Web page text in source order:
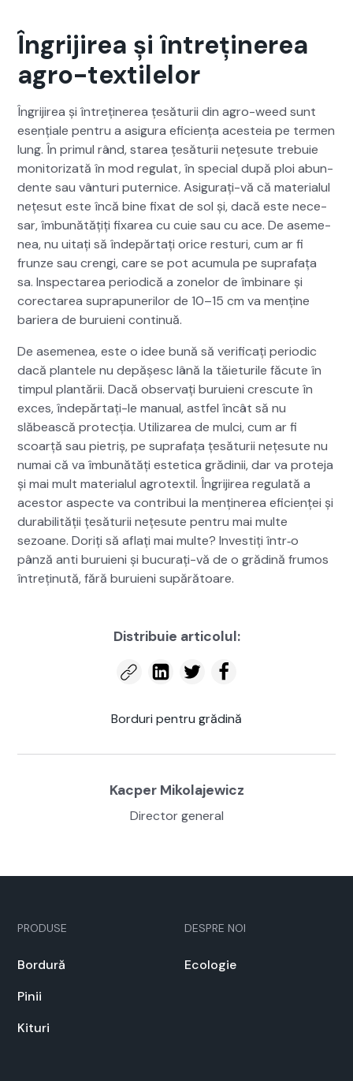
Îngrijirea și întreținerea
agro-textilelor
Îngri­jirea și întreținerea țesă­turii din agro-weed sunt
esențiale pen­tru a asigu­ra efi­ciența aces­teia pe ter­men
lung. În primul rând, starea țesă­turii nețe­sute tre­buie
mon­i­tor­iza­tă în mod reg­u­lat, în spe­cial după ploi abun­
dente sau vân­turi put­er­nice. Asig­u­rați-vă că mate­ri­alul
nețe­sut este încă bine fix­at de sol și, dacă este nece­
sar, îmbunătățiți fixarea cu cuie sau cu ace. De aseme­
nea, nu uitați să înde­păr­tați orice res­turi, cum ar fi
frun­ze sau cren­gi, care se pot acu­mu­la pe suprafața
sa. Inspectarea peri­od­ică a zonelor de îmbina­re și
corectarea supra­puner­ilor de 10–15 cm va menține
bari­era de buruieni con­tin­uă.
De aseme­nea, este o idee bună să ver­i­fi­cați peri­od­ic
dacă plantele nu depășesc lână la tăi­e­turile făcute în
tim­pul plan­tării. Dacă obser­vați buruieni cres­cute în
exces, înde­păr­tați-le man­u­al, ast­fel încât să nu
slăbească pro­tecția. Uti­lizarea de mul­ci, cum ar fi
scoarță sau pietriș, pe suprafața țesă­turii nețe­sute nu
numai că va îmbunătăți estet­i­ca gră­dinii, dar va pro­te­ja
și mai mult mate­ri­alul agro­tex­til. Îngri­jirea reg­u­lată a
aces­tor aspecte va con­tribui la menținerea efi­cienței și
dura­bil­ității țesă­turii nețe­sute pen­tru mai multe
sezoane. Doriți să aflați mai multe? Investiți într‑o
pânză anti buruieni și bucu­rați-vă de o grăd­ină fru­mos
întrețin­ută, fără buruieni supără­toare.
Dis­tribuie arti­colul:
Bor­duri pen­tru grăd­ină
Kacper Miko­la­jew­icz
Direc­tor gen­er­al
PRODUSE
Bor­dură
Pinii
Kituri
DESPRE NOI
Ecolo­gie